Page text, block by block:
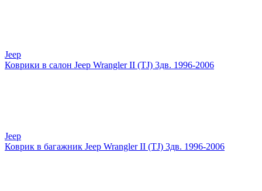
Jeep
Коврики в салон Jeep Wrangler II (TJ) 3дв. 1996-2006
Jeep
Коврик в багажник Jeep Wrangler II (TJ) 3дв. 1996-2006